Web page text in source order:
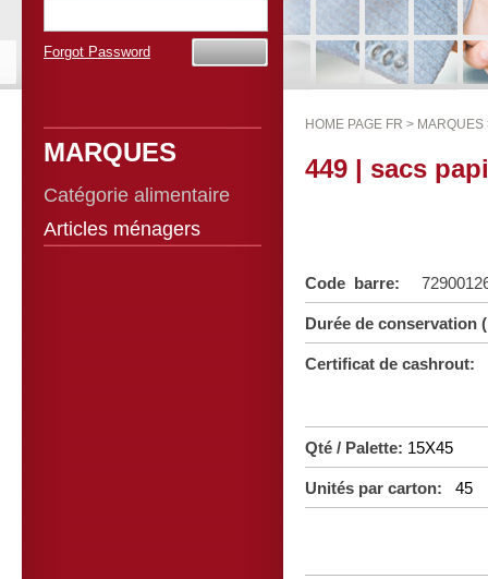
Forgot Password
MARQUES
Catégorie alimentaire
Articles ménagers
HOME PAGE FR > MARQUES
449 | sacs
Code barre:
Durée de conservation
Certificat de cashrout:
Qté / Palette: 15X45
Unités par carton: 45